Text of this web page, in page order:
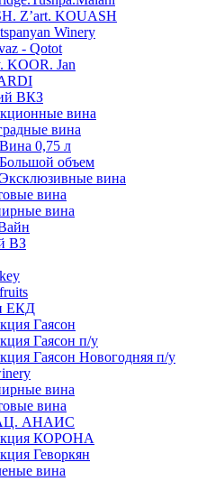
Z’art. KOUASH
Winery
- Qotot
KOOR. Jan
ВКЗ
вина
вина
Вина 0,75 л
Большой объем
Эксклюзивные вина
вина
вина
ВЗ
ЕКД
Гаясон
Гаясон п/у
Гаясон Новогодняя п/у
вина
вина
АНАИС
КОРОНА
Геворкян
вина